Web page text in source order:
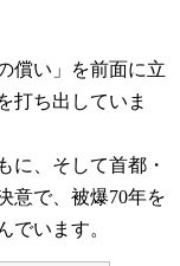
償い」を前面に立
打ち出していま
、そして首都・
意で、被爆70年を
でいます。